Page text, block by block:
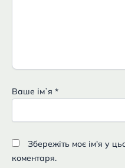
Ваше імʼя *
Збережіть моє ім'я у
коментаря.